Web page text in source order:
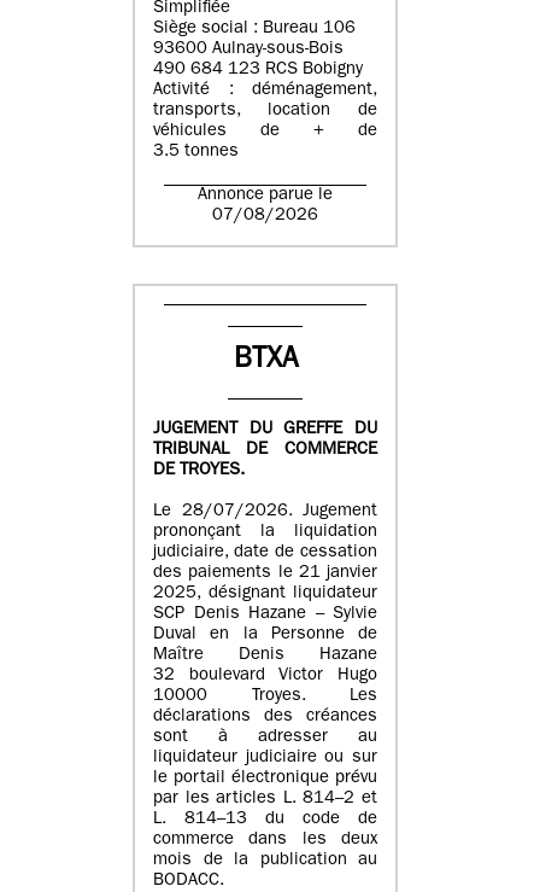
Simplifiée
Siège social : Bureau 106
93600 Aulnay-sous-Bois
490 684 123 RCS Bobigny
Activité : déménagement,
transports, location de
véhicules de + de
3.5 tonnes
Annonce parue le
07/08/2026
BTXA
JUGEMENT DU GREFFE DU
TRIBUNAL DE COMMERCE
DE TROYES.
Le 28/07/2026. Jugement
prononçant la liquidation
judiciaire, date de cessation
des paiements le 21 janvier
2025, désignant liquidateur
SCP Denis Hazane – Sylvie
Duval en la Personne de
Maître Denis Hazane
32 boulevard Victor Hugo
10000 Troyes. Les
déclarations des créances
sont à adresser au
liquidateur judiciaire ou sur
le portail électronique prévu
par les articles L. 814–2 et
L. 814–13 du code de
commerce dans les deux
mois de la publication au
BODACC.